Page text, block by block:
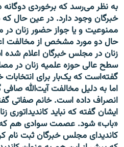
به نظر می‌رسد که برخوردی
خبرگان وجود دارد. در عین حال که
ممنوعیت و یا جواز حضور زنان
حال دو مورد مشخص از مخالفت
زنان در مجلس خبرگان اعلام شده
سطح عالی حوزه علمیه زنان در
گفته‌است که یک‌بار برای انتخابات
اما به دلیل مخالفت آیت‌الله صافی
انصراف داده است. خانم صفاتی
ایشان گفته‌ که نباید
«باب» شود. عصمت سوادی هم که
کاندیدای مجلس خبرگان ثبت نام